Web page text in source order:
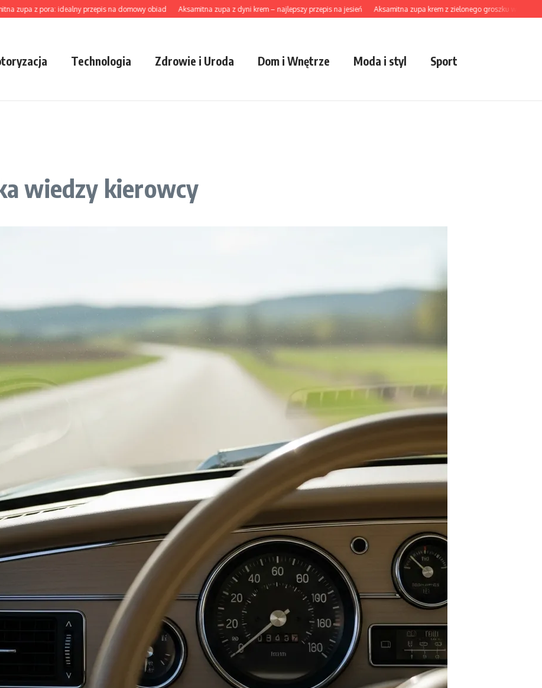
z pora: idealny przepis na domowy obiad Aksamitna zupa z dyni krem – najlepszy przepis na jesień Aksamitna zupa krem z zielonego groszku w twojej kuchni
Technologia Zdrowie i Uroda Dom i Wnętrze Moda i styl Sport
wiedzy kierowcy